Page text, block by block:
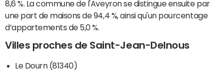
8,6 %. La commune de l'Aveyron se distingue ensuite par
une part de maisons de 94,4 %, ainsi qu'un pourcentage
d’appartements de 5,0 %.
Villes proches de Saint-Jean-Delnous
Le Dourn (81340)